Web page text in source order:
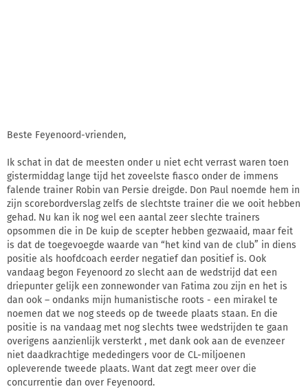
Beste Feyenoord-vrienden,
Ik schat in dat de meesten onder u niet echt verrast waren toen
gistermiddag lange tijd het zoveelste fiasco onder de immens
falende trainer Robin van Persie dreigde. Don Paul noemde hem in
zijn scorebordverslag zelfs de slechtste trainer die we ooit hebben
gehad. Nu kan ik nog wel een aantal zeer slechte trainers
opsommen die in De kuip de scepter hebben gezwaaid, maar feit
is dat de toegevoegde waarde van “het kind van de club” in diens
positie als hoofdcoach eerder negatief dan positief is. Ook
vandaag begon Feyenoord zo slecht aan de wedstrijd dat een
driepunter gelijk een zonnewonder van Fatima zou zijn en het is
dan ook – ondanks mijn humanistische roots - een mirakel te
noemen dat we nog steeds op de tweede plaats staan. En die
positie is na vandaag met nog slechts twee wedstrijden te gaan
overigens aanzienlijk versterkt , met dank ook aan de evenzeer
niet daadkrachtige mededingers voor de CL-miljoenen
opleverende tweede plaats. Want dat zegt meer over die
concurrentie dan over Feyenoord.